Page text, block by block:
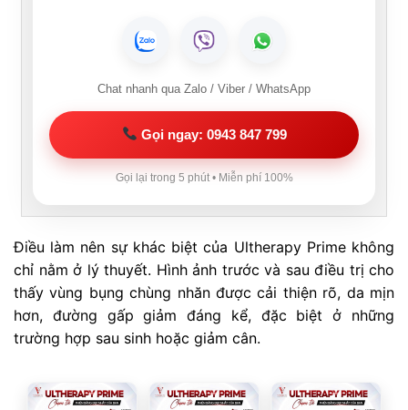
Chat nhanh qua Zalo / Viber / WhatsApp
Gọi ngay: 0943 847 799
Gọi lại trong 5 phút • Miễn phí 100%
Điều làm nên sự khác biệt của Ultherapy Prime không
chỉ nằm ở lý thuyết. Hình ảnh trước và sau điều trị cho
thấy vùng bụng chùng nhăn được cải thiện rõ, da mịn
hơn, đường gấp giảm đáng kể, đặc biệt ở những
trường hợp sau sinh hoặc giảm cân.